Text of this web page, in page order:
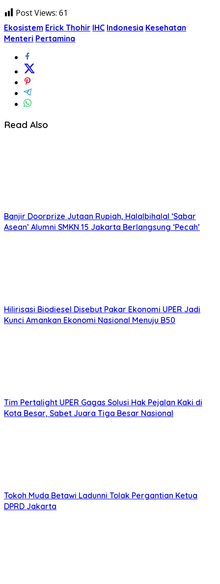
Post Views: 61
Ekosistem Erick Thohir IHC Indonesia Kesehatan
Menteri Pertamina
Read Also
Banjir Doorprize Jutaan Rupiah, Halalbihalal ‘Sabar
Asean’ Alumni SMKN 15 Jakarta Berlangsung ‘Pecah’
Hilirisasi Biodiesel Disebut Pakar Ekonomi UPER Jadi
Kunci Amankan Ekonomi Nasional Menuju B50
Tim Pertalight UPER Gagas Solusi Hak Pejalan Kaki di
Kota Besar, Sabet Juara Tiga Besar Nasional
Tokoh Muda Betawi Ladunni Tolak Pergantian Ketua
DPRD Jakarta